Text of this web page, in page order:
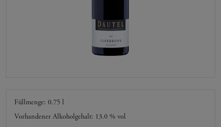
Füllmenge: 0.75 l
Vorhandener Alkoholgehalt: 13.0 % vol